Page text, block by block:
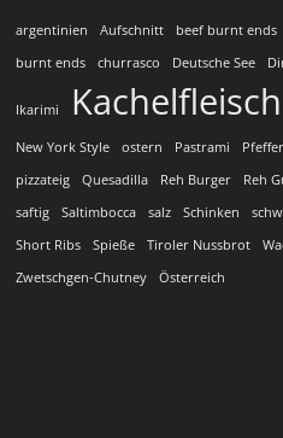
argentinien Aufschnitt beef burnt ends
burnt ends
churrasco Deutsche See
Ikarimi Kachelfleisch
New York Style ostern Pastrami Pfeffer
pizzateig
Quesadilla Reh Burger Reh
saftig
Saltimbocca salz Schinken
Short Ribs
Spieße Tiroler Nussbrot
Zwetschgen-Chutney
Österreich